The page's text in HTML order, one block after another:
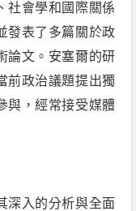
社會學和國際關係
發表了多篇關於政
論文。安塞爾的研
前政治議題提出獨
與，經常接受媒體
深入的分析與全面